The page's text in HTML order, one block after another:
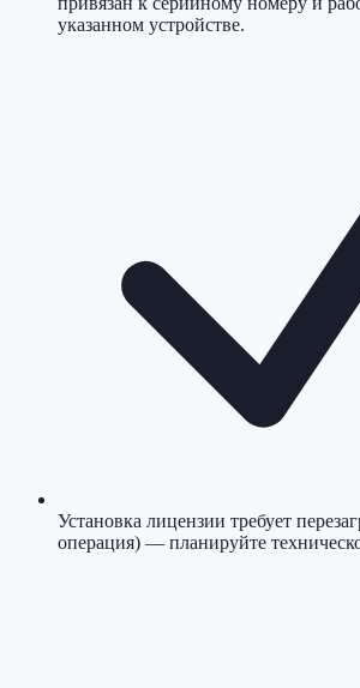
указанном устройстве.
Установка лицензии требует
операция) — планируйте